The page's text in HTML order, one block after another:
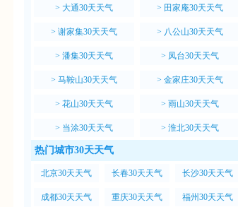
> 大通30天天气 > 田家庵30天天气
> 谢家集30天天气 > 八公山30天天气
> 潘集30天天气 > 凤台30天天气
> 马鞍山30天天气 > 金家庄30天天气
> 花山30天天气 > 雨山30天天气
> 当涂30天天气 > 淮北30天天气
热门城市30天天气
北京30天天气 长春30天天气 长沙30天天气
成都30天天气 重庆30天天气 福州30天天气